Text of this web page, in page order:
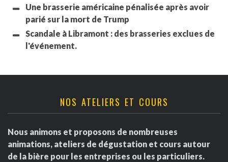
Une brasserie américaine pénalisée après avoir
parié sur la mort de Trump
Scandale à Libramont : des brasseries exclues de
l'événement.
NOS ATELIERS ET COURS
Nous animons et proposons de nombreuses
animations, ateliers de dégustation et cours autour
de la bière pour les entreprises ou les particuliers.